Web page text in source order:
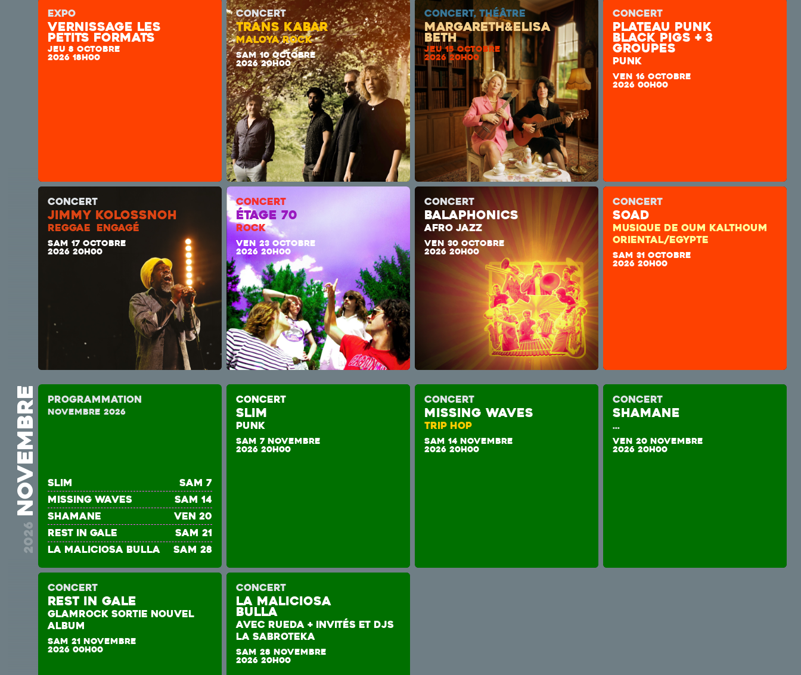
Pigs + 3 groupes
JIMMY KOLOSSNOH
ÉTAGE 70
BALAPHONICS
EXPO
Vernissage les
petits formats
JEU 8 OCTOBRE
2026 18H00
CONCERT
TRANS KABAR
MALOYA ROCK
SAM 10 OCTOBRE
2026 20H00
CONCERT, THÉÂTRE
Margareth&Elisa
beth
JEU 15 OCTOBRE
2026 20H00
CONCERT
plateau punk
Black Pigs + 3
groupes
PUNK
VEN 16 OCTOBRE
2026 00H00
CONCERT
JIMMY KOLOSSNOH
REGGAE ENGAGÉ
SAM 17 OCTOBRE
2026 20H00
CONCERT
ÉTAGE 70
ROCK
VEN 23 OCTOBRE
2026 20H00
CONCERT
BALAPHONICS
AFRO JAZZ
VEN 30 OCTOBRE
2026 20H00
CONCERT
SOAD
MUSIQUE DE OUM KALTHOUM
ORIENTAL/EGYPTE
SAM 31 OCTOBRE
2026 20H00
2026
novembre Programmation
novembre 2026
Slim
sam 7
MISSING WAVES
sam 14
SHAMANE
ven 20
REST IN GALE
sam 21
La Maliciosa Bulla
sam 28
CONCERT
Slim
PUNK
SAM 7 NOVEMBRE
2026 20H00
CONCERT
MISSING WAVES
TRIP HOP
SAM 14 NOVEMBRE
2026 20H00
CONCERT
SHAMANE
...
VEN 20 NOVEMBRE
2026 20H00
CONCERT
REST IN GALE
GLAMROCK SORTIE NOUVEL
ALBUM
SAM 21 NOVEMBRE
2026 00H00
CONCERT
La Maliciosa
Bulla
AVEC RUEDA + INVITÉS ET DJS
LA SABROTEKA
SAM 28 NOVEMBRE
2026 20H00